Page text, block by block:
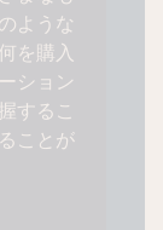
ような
を購入
ション
するこ
ことが